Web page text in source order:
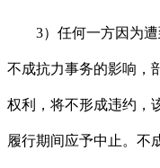
3）任何一方因为遭
不成抗力事务的影响，
权利，将不形成违约，
履行期间应予中止。不